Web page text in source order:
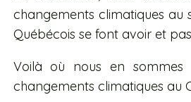
changements climatiques au
Québécois se font avoir et
Voilà où nous en
changements climatiques au